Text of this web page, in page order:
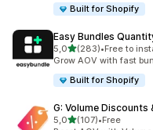
Built for Shopify
Easy Bundles
5,0/ 5 tähteä
(283)
283 arvostelua
•Free to
Grow AOV with fast
Built for Shopify
G: Volume Discounts
5,0/ 5 tähteä
(107)
107 arvostelua yhteensä
•Free